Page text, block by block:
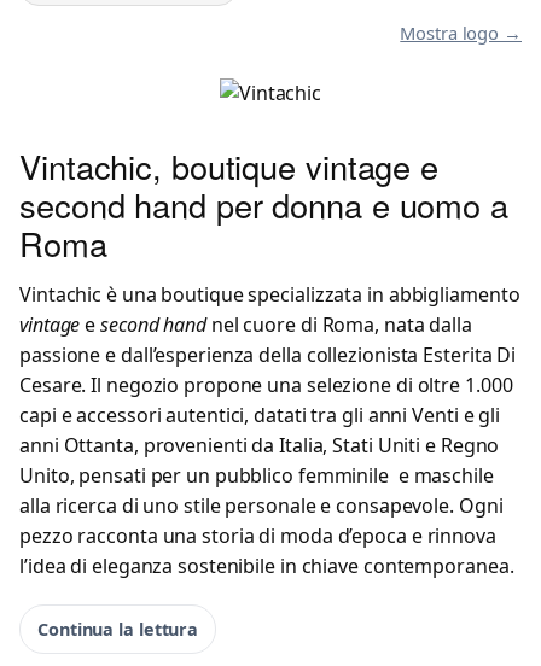
Mostra logo →
Vintachic, boutique vintage e
second hand per donna e uomo a
Roma
Vintachic è una boutique specializzata in abbigliamento
vintageesecond handnel cuore di Roma, nata dalla
passione e dall’esperienza della collezionista Esterita Di
Cesare. Il negozio propone una selezione di oltre 1.000
capi e accessori autentici, datati tra gli anni Venti e gli
anni Ottanta, provenienti da Italia, Stati Uniti e Regno
Unito, pensati per un pubblico femminile e maschile
alla ricerca di uno stile personale e consapevole. Ogni
pezzo racconta una storia di moda d’epoca e rinnova
l’idea di eleganza sostenibile in chiave contemporanea.
Continua la lettura